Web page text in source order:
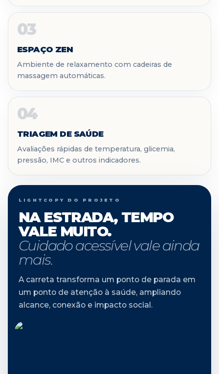
03
ESPAÇO ZEN
Ambiente de relaxamento com cadeiras de
massagem automáticas.
04
TRIAGEM DE SAÚDE
Avaliações rápidas de temperatura, glicemia,
pressão, IMC e outros indicadores.
LIGHTCOPY DO PROJETO
NA ESTRADA, TEMPO
VALE MUITO.
Cuidado acessível vale ainda
mais.
A carreta transforma um ponto de parada em
um ponto de atenção à saúde, ampliando
alcance, conexão e impacto social.